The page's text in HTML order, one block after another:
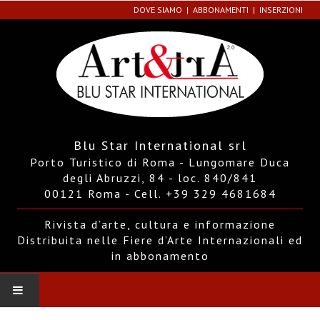
DOVE SIAMO ABBONAMENTI INSERZIONI
Blu Star International srl
Porto Turistico di Roma - Lungomare Duca
degli Abruzzi, 84 - loc. 840/841
00121 Roma - Cell. +39 329 4681684
Rivista d’arte, cultura e informazione
Distribuita nelle Fiere d’Arte Internazionali ed
in abbonamento